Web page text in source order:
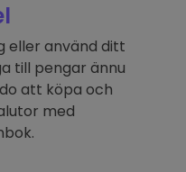
eller använd ditt
till pengar ännu
att köpa och
med